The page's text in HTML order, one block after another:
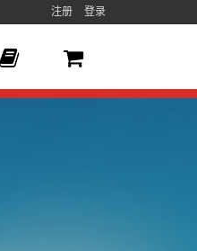
注册 登录